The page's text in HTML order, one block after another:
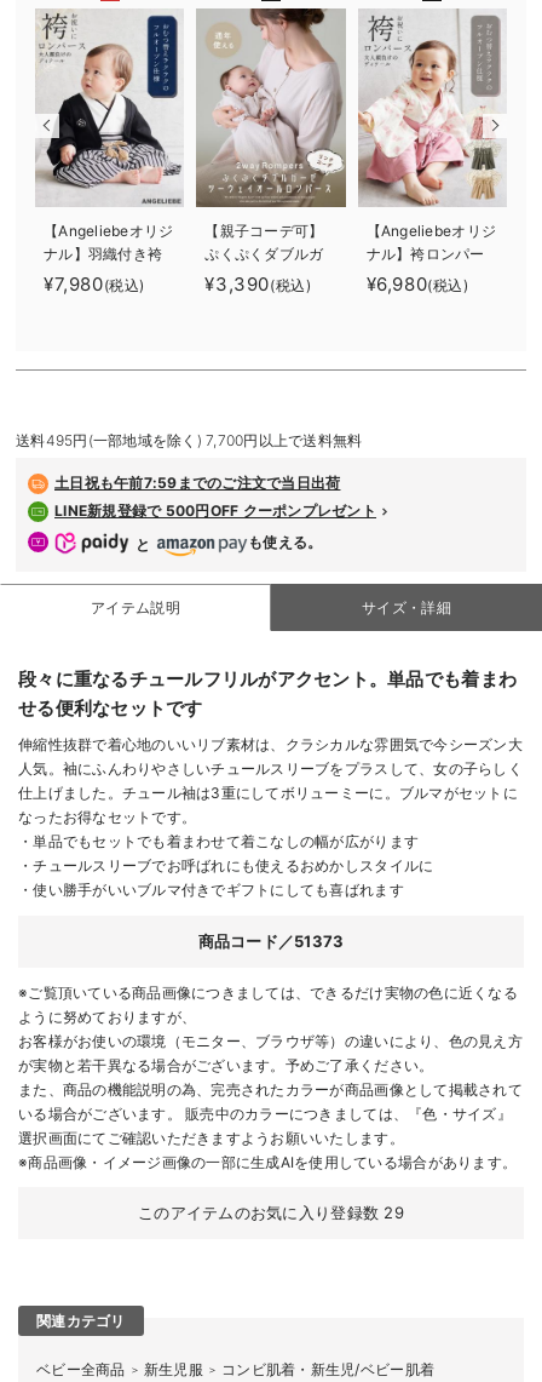
入院準備の持ち物チェック
【Angeliebeオリジ
ナル】羽織付き袴
ロンパース 男の
¥7,980(税込)
【親子コーデ可】
ぷくぷくダブルガ
ーゼ ツーウェイオ
ール（2wayオー
¥3,390(税込)
【Angeliebeオリジ
ナル】袴ロンパー
ス 男の子 女の
¥6,980(税込)
送料495円(一部地域を除く) 7,700円以上で送料無料
土日祝も午前7:59までのご注文で当日出荷
LINE新規登録で 500円OFF クーポンプレゼント
と
も使える。
アイテム説明 サイズ・詳細
段々に重なるチュールフリルがアクセント。単品でも着まわ
せる便利なセットです
伸縮性抜群で着心地のいいリブ素材は、クラシカルな雰囲気で今シーズン大
人気。袖にふんわりやさしいチュールスリーブをプラスして、女の子らしく
仕上げました。チュール袖は3重にしてボリューミーに。ブルマがセットに
なったお得なセットです。
・単品でもセットでも着まわせて着こなしの幅が広がります
・チュールスリーブでお呼ばれにも使えるおめかしスタイルに
・使い勝手がいいブルマ付きでギフトにしても喜ばれます
商品コード／51373
※ご覧頂いている商品画像につきましては、できるだけ実物の色に近くなる
ように努めておりますが、
お客様がお使いの環境（モニター、ブラウザ等）の違いにより、色の見え方
が実物と若干異なる場合がございます。予めご了承ください。
また、商品の機能説明の為、完売されたカラーが商品画像として掲載されて
いる場合がございます。 販売中のカラーにつきましては、『色・サイズ』
選択画面にてご確認いただきますようお願いいたします。
※商品画像・イメージ画像の一部に生成AIを使用している場合があります。
このアイテムのお気に入り登録数 29
関連カテゴリ
ベビー全商品 ＞ 新生児服 ＞
コンビ肌着・新生児/ベビー肌着